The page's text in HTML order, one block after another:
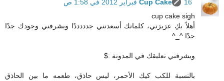
Cup Cake
16 فبراير 2012 في 1:58 ص
cup cake sigh
أهلاً بكِ عزيزتي، كلماتك أسعدتني جدددددًا ويشرفني وجودك جدًا
جدًا ^_^
ويشرفني تعليقك في المدونة :$
بالنسبة للكب كيك الأحمر، ليس حاذق، طعمه ما بين الحاذق